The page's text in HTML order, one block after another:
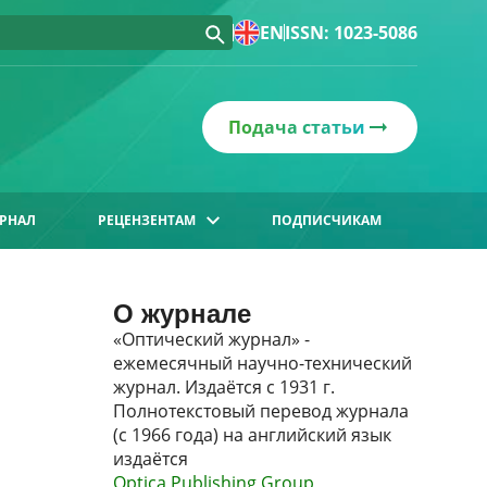
ENISSN: 1023-5086
Подача статьи
РЕЦЕНЗЕНТАМ ПОДПИСЧИКАМ
О журнале
«Оптический журнал» -
ежемесячный научно-технический
журнал. Издаётся с 1931 г.
Полнотекстовый перевод журнала
(с 1966 года) на английский язык
издаётся